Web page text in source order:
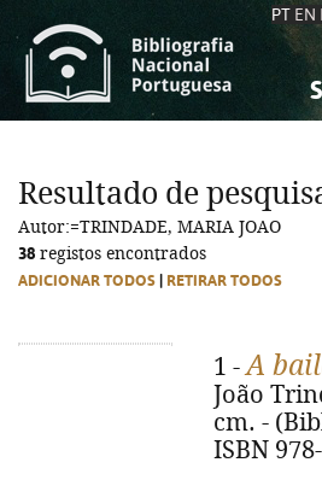
PT EN
Resultado de
Autor:=TRINDADE, MARIA JOAO
38 registos encontrados
ADICIONAR TODOS RETIRAR TODOS
1 -A
João
cm. -
ISBN